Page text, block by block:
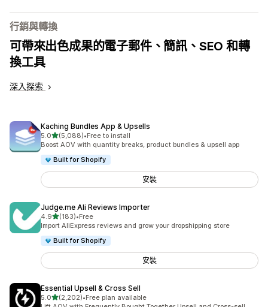
行銷與轉換
可帶來出色成果的電子郵件、簡訊、SEO 和轉
換工具
深入探索
Kaching Bundles App & Upsells
5.0滿分 5 顆星
(5,088)
共有 5088 則評價
•Free to install
Boost AOV with quantity breaks, product bundles & upsell app
Built for Shopify
安裝
Judge.me Ali Reviews Importer
4.9滿分 5 顆星
(183)
共有 183 則評價
•Free
Import AliExpress reviews and grow your dropshipping store
Built for Shopify
安裝
Essential Upsell & Cross Sell
5.0滿分 5 顆星
(2,202)
共有 2202 則評價
•Free plan available